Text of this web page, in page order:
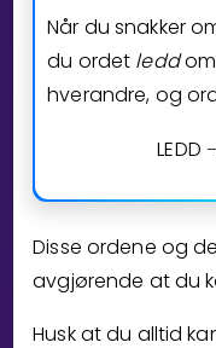
LÆREPLAN
Velg læreplan
Når du snakker
du ordet ledd
hverandre, og
LEDD
Disse ordene og
avgjørende at du
Husk at du alltid